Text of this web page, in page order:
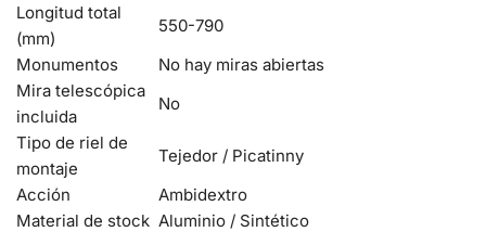
Longitud total
(mm)
550-790
Monumentos
No hay miras abiertas
Mira telescópica
incluida
No
Tipo de riel de
montaje
Tejedor / Picatinny
Acción
Ambidextro
Material de stock Aluminio / Sintético